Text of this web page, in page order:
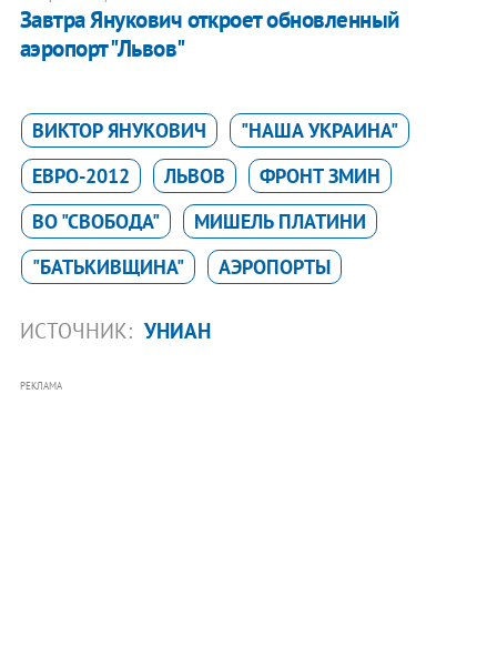
Завтра Янукович откроет обновленный
аэропорт "Львов"
ВИКТОР ЯНУКОВИЧ
"НАША УКРАИНА"
ЕВРО-2012
ЛЬВОВ
ФРОНТ ЗМИН
ВО "СВОБОДА"
МИШЕЛЬ ПЛАТИНИ
"БАТЬКИВЩИНА"
АЭРОПОРТЫ
ИСТОЧНИК: УНИАН
РЕКЛАМА